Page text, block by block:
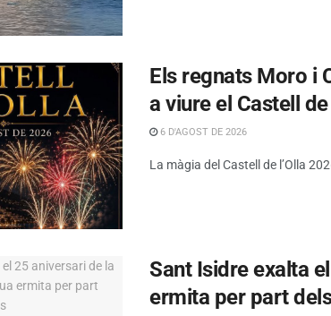
Els regnats Moro i
a viure el Castell
6 D'AGOST DE 2026
La màgia del Castell de l’Olla
Sant Isidre exalta
ermita per part